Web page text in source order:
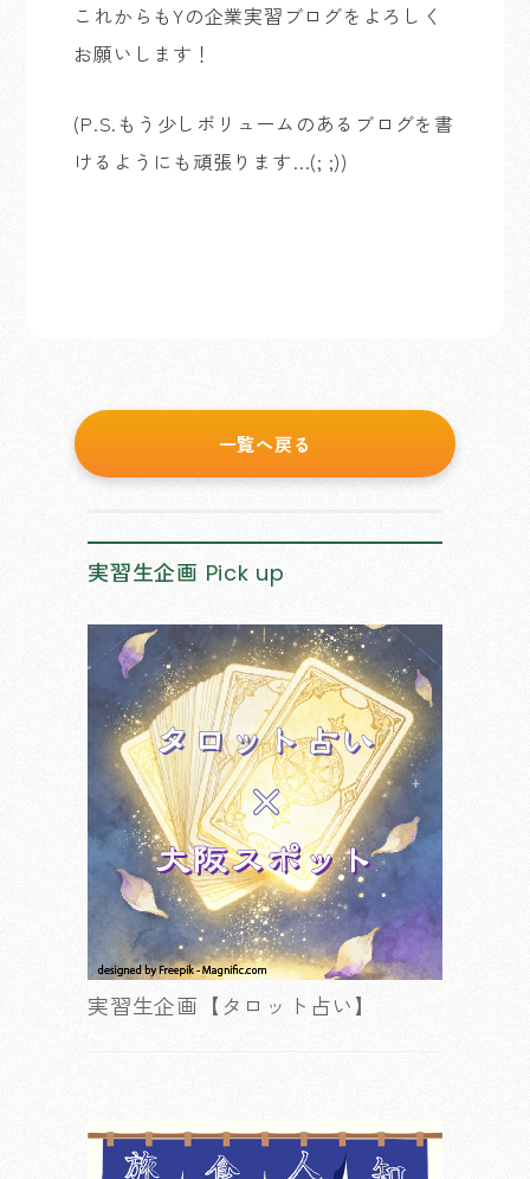
これからもYの企業実習ブログをよろしく
お願いします！
(P.S.もう少しボリュームのあるブログを書
けるようにも頑張ります…(; ;))
一覧へ戻る
実習生企画 Pick up
実習生企画【タロット占い】